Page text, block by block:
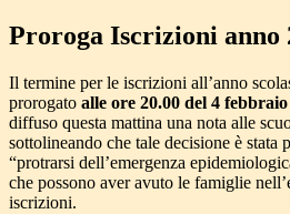
Proroga Iscrizioni anno
Il termine per le iscrizioni all’anno
prorogato alle ore 20.00 del 4
diffuso questa mattina una nota alle
sottolineando che tale decisione è stata
“protrarsi dell’emergenza
che possono aver avuto le famiglie
iscrizioni.